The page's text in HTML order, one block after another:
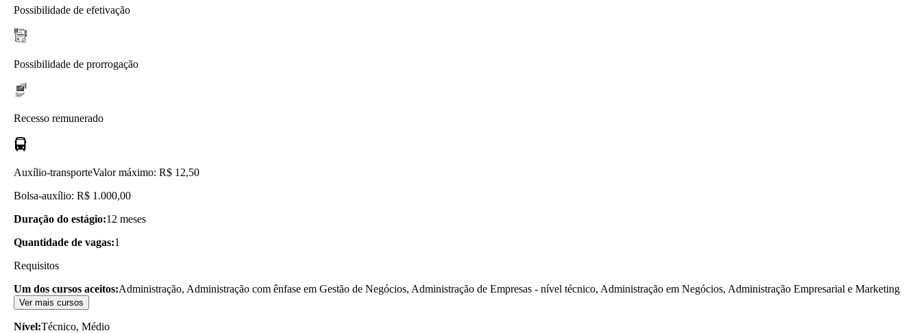
Possibilidade de efetivação
Possibilidade de prorrogação
Recesso remunerado
Auxílio-transporteValor máximo: R$ 12,50
Bolsa-auxílio: R$ 1.000,00
Duração do estágio:12 meses
Quantidade de vagas:1
Requisitos
Um dos cursos aceitos:Administração, Administração com ênfase em Gestão de Negócios, Administração de Empresas - nível técnico, Administração em Negócios, Administração Empresarial e Marketing
Ver mais cursos
Nível:Técnico, Médio